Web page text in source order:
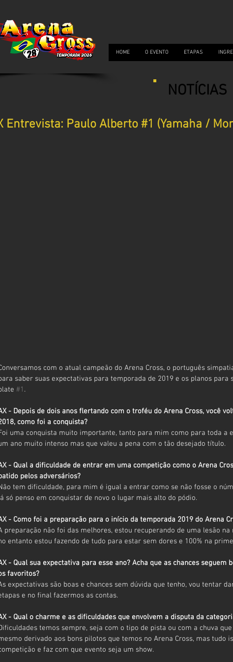
HOME O EVENTO ETAPAS
Entrevista: Paulo Alberto #1 (Yamaha /
com o atual campeão do Arena Cross, o português
saber suas expectativas para temporada de 2019 e os planos para
#1 .
- Depois de dois anos flertando com o troféu do Arena Cross, você
como foi a conquista?
uma conquista muito importante, tanto para mim como para toda a
ano muito intenso mas que valeu a pena com o tão desejado título.
- Qual a dificuldade de entrar em uma competição como o Arena
pelos adversários?
tem dificuldade, para mim é igual a entrar como se não fosse o
só penso em conquistar de novo o lugar mais alto do pódio.
- Como foi a preparação para o início da temporada 2019 do Arena
preparação não foi das melhores, estou recuperando de uma lesão
entanto estou fazendo de tudo para estar sem dores e 100% na
- Qual sua expectativa para esse ano? Acha que as chances seguem
favoritos?
expectativas são boas e chances sem dúvida que tenho, vou tentar
e no final fazermos as contas.
- Qual o charme e as dificuldades que envolvem a disputa da
temos sempre, seja com o tipo de pista ou com a chuva
derivado aos bons pilotos que temos no Arena Cross, mas tudo
e faz com que evento seja um show.
NOTÍCIAS